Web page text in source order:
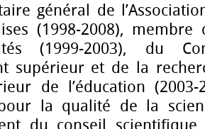
général de
(1998-2008),
(1999-2003), du
supérieur et de la
de l’éducation
pour la qualité de la
du conseil scientifique